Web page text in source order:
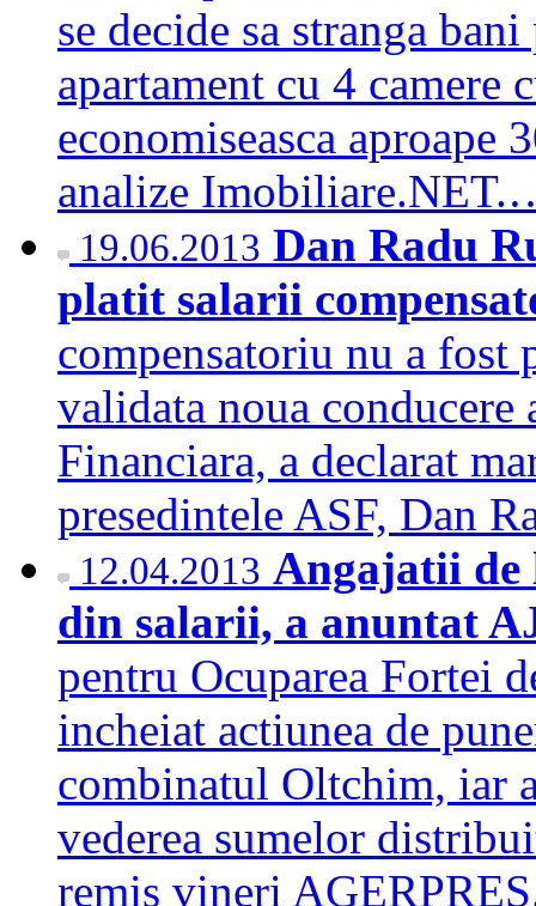
se decide sa stranga
apartament cu 4 camere
economiseasca
analize
19.06.2013 Dan Radu
platit salarii
compensatoriu nu a
validata noua
Financiara, a declarat
presedintele ASF, Dan
12.04.2013 Angajatii de
din salarii, a anuntat
pentru Ocuparea Fortei
incheiat actiunea de
combinatul Oltchim, iar
vederea sumelor
remis vineri